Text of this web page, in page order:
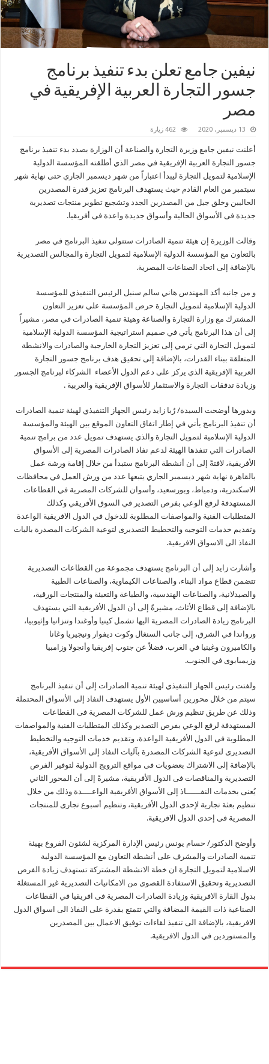
نيفين جامع تعلن بدء تنفيذ برنامج
جسور التجارة العربية الإفريقية في
مصر
13 ديسمبر، 2020 462 زيارة
أعلنت نيفين جامع وزيرة التجارة والصناعة أن الوزارة بصدد بدء تنفيذ برنامج
جسور التجارة العربية الإفريقية في مصر الذي أطلقته المؤسسة الدولية
الإسلامية لتمويل التجارة ليبدأ اعتباراً من شهر ديسمبر الجاري حتى نهاية شهر
سبتمبر من العام القادم حيث يستهدف البرنامج تعزيز قدرة المصدرين
الحاليين وخلق جيل من المصدرين الجدد وتشجيع تطوير منتجات تصديرية
جديدة فى الأسواق الحالية وأسواق جديدة واعدة فى أفريقيا.
وقالت الوزيرة إن هيئة تنمية الصادرات ستتولى تنفيذ البرنامج في مصر
بالتعاون مع المؤسسة الدولية الإسلامية لتمويل التجارة والمجالس التصديرية
بالإضافة إلى اتحاد الصناعات المصرية.
و من جانبه أكد المهندس هاني سالم سنبل الرئيس التنفيذي للمؤسسة
الدولية الإسلامية لتمويل التجارة حرص المؤسسة على تعزيز التعاون
المشترك مع وزارة التجارة والصناعة وهيئة تنمية الصادرات في مصر، مشيراً
إلى أن هذا البرنامج يأتي في صميم استراتيجية المؤسسة الدولية الإسلامية
لتمويل التجارة التي ترمي إلى تعزيز التجارة الخارجية والصادرات والانشطة
المتعلقة ببناء القدرات، بالإضافة إلى تحقيق هدف برنامج جسور التجارة
العربية الإفريقية الذي يركز على دعم الدول الأعضاء الشركاء لبرنامج الجسور
وزيادة تدفقات التجارة والاستثمار للأسواق الإفريقية والعربية .
وبدورها أوضحت السيدة/ رُبا زايد رئيس الجهاز التنفيذي لهيئة تنمية الصادرات
أن تنفيذ البرنامج يأتي في إطار اتفاق التعاون الموقع بين الهيئة والمؤسسة
الدولية الإسلامية لتمويل التجارة والذي يستهدف تمويل عدد من برامج تنمية
الصادرات التي تنفذها الهيئة لدعم نفاذ الصادرات المصرية إلى الأسواق
الأفريقية، لافتةً إلى أن أنشطة البرنامج ستبدأ من خلال إقامة ورشة عمل
بالقاهرة نهاية شهر ديسمبر الجاري يتبعها عدد من ورش العمل في محافظات
الاسكندرية، ودمياط، وبورسعيد، وأسوان للشركات المصرية في القطاعات
المستهدفة لرفع الوعي بفرص التصدير في السوق الأفريقي وكذلك
المتطلبات الفنية والمواصفات المطلوبة للدخول في الدول الافريقية الواعدة
وتقديم خدمات التوجيه والتخطيط التصديرى لتوعية الشركات المصدرة باليات
النفاذ الى الاسواق الافريقية.
وأشارت زايد إلى أن البرنامج يستهدف مجموعة من القطاعات التصديرية
تتضمن قطاع مواد البناء، والصناعات الكيماوية، والصناعات الطبية
والصيدلانية، والصناعات الهندسية، والطباعة والتعبئة والمنتجات الورقية،
بالإضافة إلى قطاع الأثاث، مشيرةً إلى أن الدول الأفريقية التي يستهدف
البرنامج زيادة الصادرات المصرية اليها تشمل كينيا وأوغندا وتنزانيا وإثيوبيا،
ورواندا في الشرق، إلى جانب السنغال وكوت ديفوار ونيجيريا وغانا
والكاميرون وغينيا في الغرب، فضلاً عن جنوب إفريقيا وأنجولا وزامبيا
وزيمبابوى في الجنوب.
ولفتت رئيس الجهاز التنفيذي لهيئة تنمية الصادرات إلى أن تنفيذ البرنامج
سيتم من خلال محورين أساسيين الأول يستهدف النفاذ إلى الأسواق المحتملة
وذلك عن طريق تنظيم ورش عمل للشركات المصرية فى القطاعات
المستهدفة لرفع الوعي بفرص التصدير وكذلك المتطلبات الفنية والمواصفات
المطلوبة فى الدول الأفريقية الواعدة، وتقديم خدمات التوجيه والتخطيط
التصديرى لتوعية الشركات المصدرة بآليات النفاذ إلى الأسواق الأفريقية،
بالإضافة إلى الاشتراك بعضويات فى مواقع الترويج الدولية لتوفير الفرص
التصديرية والمناقصات فى الدول الأفريقية، مشيرةً إلى أن المحور الثاني
يُعنى بخدمات النفــــــاذ إلى الأسواق الأفريقية الواعــــدة وذلك من خلال
تنظيم بعثة تجارية لإحدى الدول الأفريقية، وتنظيم أسبوع تجارى للمنتجات
المصرية فى إحدى الدول الافريقية.
وأوضح الدكتور/ حسام يونس رئيس الإدارة المركزية لشئون الفروع بهيئة
تنمية الصادرات والمشرف على أنشطة التعاون مع المؤسسة الدولية
الاسلامية لتمويل التجارة ان خطة الانشطة المشتركة تستهدف زيادة الفرص
التصديرية وتحقيق الاستفادة القصوى من الامكانيات التصديرية غير المستغلة
بدول القارة الافريقية وزيادة الصادرات المصرية فى افريقيا في القطاعات
الصناعية ذات القيمة المضافة والتي تتمتع بقدرة على النفاذ الى اسواق الدول
الافريقية، بالإضافة الى تنفيذ لقاءات توفيق الاعمال بين المصدرين
والمستوردين في الدول الافريقية.